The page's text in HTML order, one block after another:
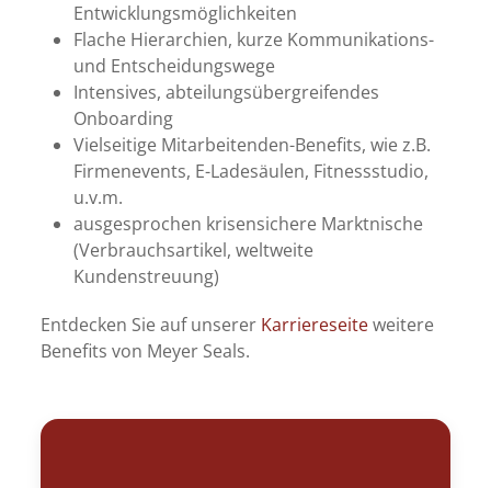
Entwicklungsmöglichkeiten
Flache Hierarchien, kurze Kommunikations-
und Entscheidungswege
Intensives, abteilungsübergreifendes
Onboarding
Vielseitige Mitarbeitenden-Benefits, wie z.B.
Firmenevents, E-Ladesäulen, Fitnessstudio,
u.v.m.
ausgesprochen krisensichere Marktnische
(Verbrauchsartikel, weltweite
Kundenstreuung)
Entdecken Sie auf unserer Karriereseiteweitere
Benefits von Meyer Seals.